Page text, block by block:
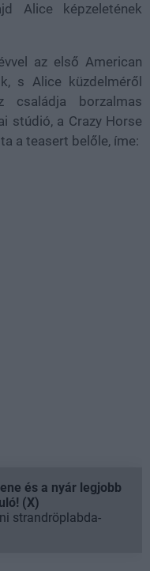
Alice képzeletének
az első American
s Alice küzdelméről
családja borzalmas
stúdió, a Crazy Horse
a teasert belőle, íme:
és a nyár legjobb
(X)
strandröplabda-